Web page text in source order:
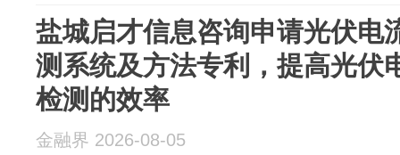
盐城启才信息咨询申请光伏电
测系统及方法专利，提高光伏
检测的效率
金融界 2026-08-05